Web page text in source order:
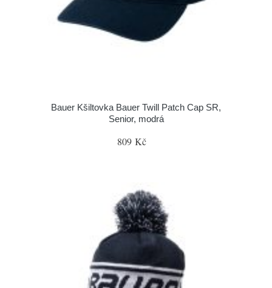
Bauer Kšiltovka Bauer Twill Patch Cap SR,
Senior, modrá
809 Kč